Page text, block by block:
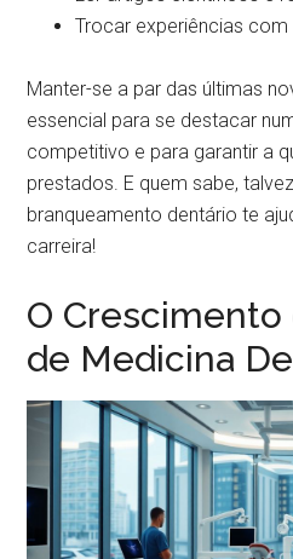
Trocar experiências
Manter-se a par das últimas
essencial para se destacar
competitivo e para garantir a
prestados. E quem sabe,
branqueamento dentário te
carreira!
O Crescimento
de Medicina